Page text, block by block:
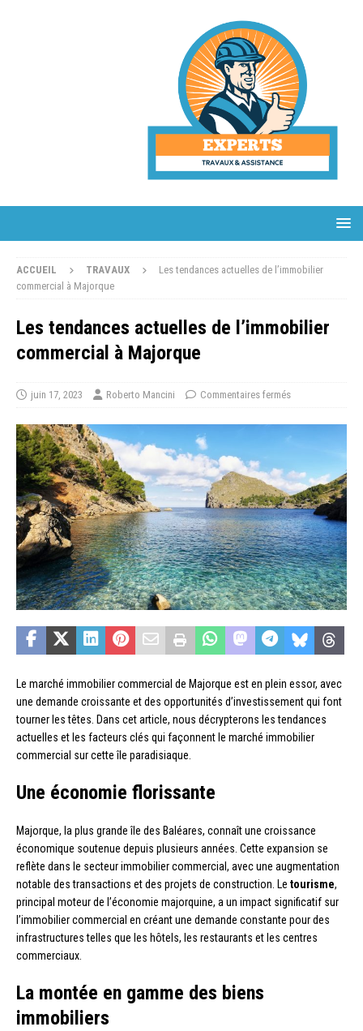
ACCUEIL TRAVAUX
Les tendances actuelles de l’immobilier
commercial à Majorque
Les tendances actuelles de l’immobilier
commercial à Majorque
juin 17, 2023 Roberto Mancini Commentaires fermés
Le marché immobilier commercial de Majorque est en plein essor, avec
une demande croissante et des opportunités d’investissement qui font
tourner les têtes. Dans cet article, nous décrypterons les tendances
actuelles et les facteurs clés qui façonnent le marché immobilier
commercial sur cette île paradisiaque.
Une économie florissante
Majorque, la plus grande île des Baléares, connaît une croissance
économique soutenue depuis plusieurs années. Cette expansion se
reflète dans le secteur immobilier commercial, avec une augmentation
notable des transactions et des projets de construction. Le tourisme,
principal moteur de l’économie majorquine, a un impact significatif sur
l’immobilier commercial en créant une demande constante pour des
infrastructures telles que les hôtels, les restaurants et les centres
commerciaux.
La montée en gamme des biens
immobiliers